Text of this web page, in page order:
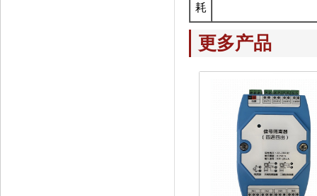
耗
更多产品